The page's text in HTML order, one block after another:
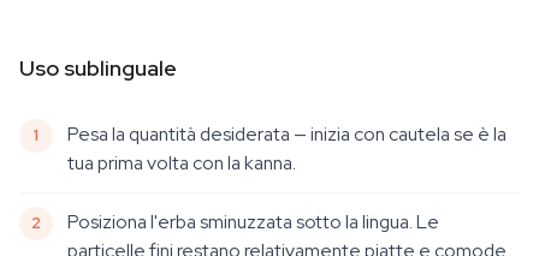
Uso sublinguale
Pesa la quantità desiderata — inizia con cautela se è la
tua prima volta con la kanna.
Posiziona l'erba sminuzzata sotto la lingua. Le
particelle fini restano relativamente piatte e comode.